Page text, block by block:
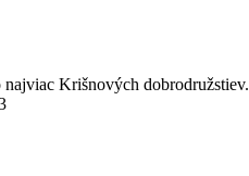
Krišnových dobrodružstiev.